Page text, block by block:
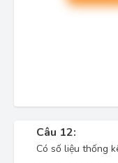
Câu 12:
Có số liệu thống